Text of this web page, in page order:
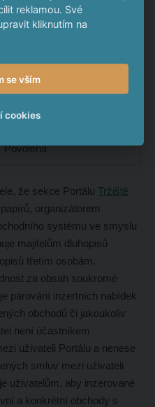
Po splatnosti
Ne
Není
Povolena
že sekce Portálu Tržiště
organizátorem
systému ve smyslu
majitelům dluhopisů
třetím osobám.
za obsah soukromé
párování inzertních nabídek
obchodů či jakoukoliv
není účastníkem
uživateli Portálu a nenese
smluv mezi uživateli
uživatelům, aby inzerované
a konkrétní obchody s
reklamou. Své
kliknutím na
se vším
cookies